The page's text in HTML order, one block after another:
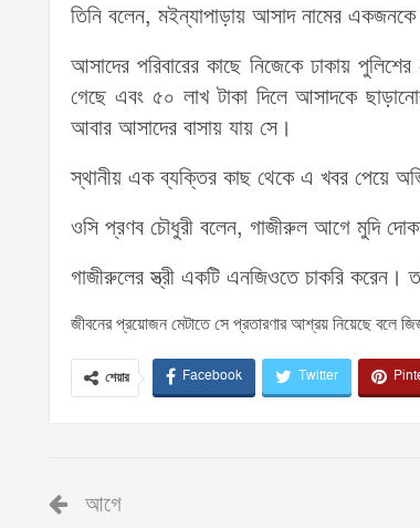
তিনি বলেন, মইন্যাপাড়ায় আসাদ নামের একজনকে
আসাদের পরিবারের কাছে নিজেকে ঢাকায়
গেছে এবং ৫০ লাখ টাকা দিলে আসাদকে
আবার আসাদের বাসায় যায় সে।
স্থানীয় এক ব্যক্তির কাছ থেকে এ খবর পেয়ে
ওসি প্রণব চৌধুরী বলেন, গাজীরুল আগে মুদি
গাজীরুলের স্ত্রী একটি এনজিওতে চাকরি করেন।
জীবনের প্রয়োজন মেটাতে সে প্রতারণার আশ্রয় নিয়েছে বলে
শেয়ার Facebook Twitter
আগে